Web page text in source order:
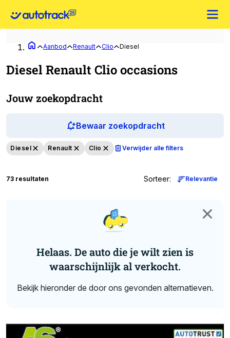
Aanbod Renault Clio Diesel
Diesel Renault Clio occasions
Jouw zoekopdracht
Bewaar zoekopdracht
Diesel Renault Clio Verwijder alle filters
73 resultaten Sorteer: Relevantie
Helaas. De auto die je wilt zien is
waarschijnlijk al verkocht.
Bekijk hieronder de door ons gevonden alternatieven.